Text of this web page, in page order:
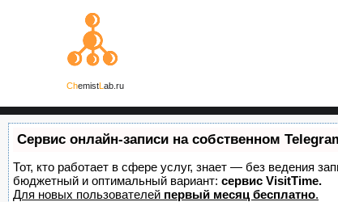
ChemistL ab.ru
Сервис онлайн-записи на собственном
Тот, кто работает в сфере услуг, знает — без ведения
бюджетный и оптимальный вариант: сервис VisitTime.
Для новых пользователей первый месяц бесплатно.